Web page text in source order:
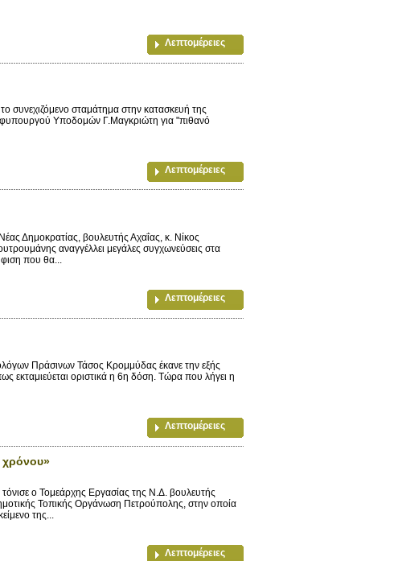
Λεπτομέρειες
σταμάτημα στην κατασκευή της
Υποδομών Γ.Μαγκριώτη για "πιθανό
Λεπτομέρειες
Δημοκρατίας, βουλευτής Αχαΐας, κ. Νίκος
αναγγέλλει μεγάλες συγχωνεύσεις στα
που θα...
Λεπτομέρειες
Πράσινων Τάσος Κρομμύδας έκανε την εξής
οριστικά η 6η δόση. Τώρα που λήγει η
Λεπτομέρειες
χρόνου»
ο Τομεάρχης Εργασίας της Ν.Δ. βουλευτής
Τοπικής Οργάνωση Πετρούπολης, στην οποία
της...
Λεπτομέρειες